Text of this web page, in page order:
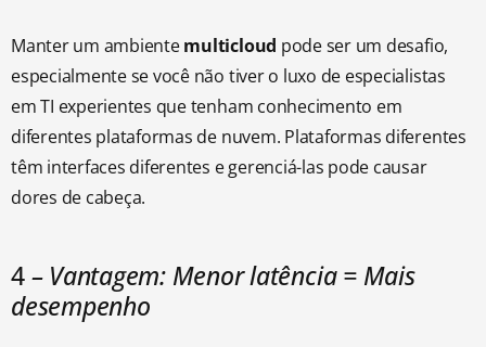
Manter um ambientemulticloud pode ser um desafio,
especialmente se você não tiver o luxo de especialistas
em TI experientes que tenham conhecimento em
diferentes plataformas de nuvem. Plataformas diferentes
têm interfaces diferentes e gerenciá-las pode causar
dores de cabeça.
4– Vantagem: Menor latência = Mais
desempenho